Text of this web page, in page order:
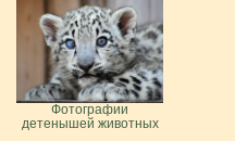
Фотографии
детенышей животных